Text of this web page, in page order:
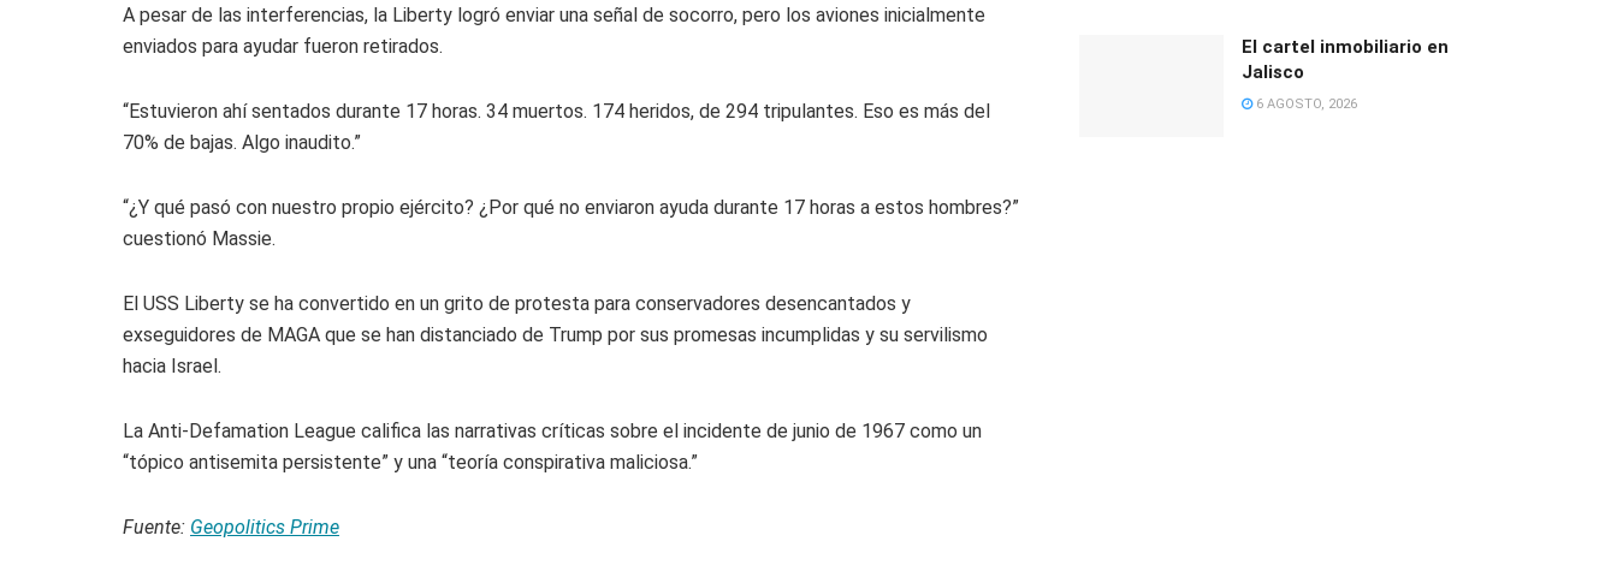
A pesar de las interferencias, la Liberty logró enviar una señal de socorro, pero los aviones inicialmente
enviados para ayudar fueron retirados.
“Estuvieron ahí sentados durante 17 horas. 34 muertos. 174 heridos, de 294 tripulantes. Eso es más del
70% de bajas. Algo inaudito.”
“¿Y qué pasó con nuestro propio ejército? ¿Por qué no enviaron ayuda durante 17 horas a estos hombres?”
cuestionó Massie.
El USS Liberty se ha convertido en un grito de protesta para conservadores desencantados y
exseguidores de MAGA que se han distanciado de Trump por sus promesas incumplidas y su servilismo
hacia Israel.
La Anti-Defamation League califica las narrativas críticas sobre el incidente de junio de 1967 como un
“tópico antisemita persistente” y una “teoría conspirativa maliciosa.”
Fuente: Geopolitics Prime
El cartel inmobiliario en
Jalisco
6 AGOSTO, 2026